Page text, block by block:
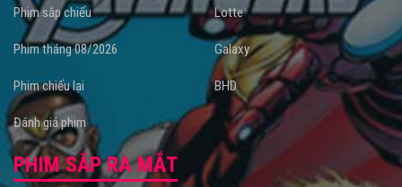
Phim sắp chiếu
Phim tháng 08/2026
Phim chiếu lại
Đánh giá phim
Lotte
Galaxy
BHD
PHIM SẮP RA MẮT